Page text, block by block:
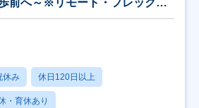
前へ～※リモート・フレックス
休み 休日120日以上
・育休あり